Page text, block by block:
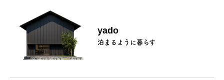
yado
泊まるように暮らす